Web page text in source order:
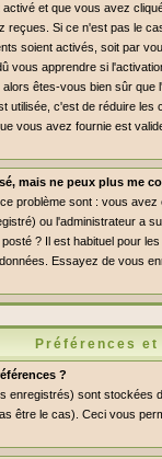
et que vous avez
reçues. Si ce n'est pas le
soient activés, soit par
vous apprendre si
êtes-vous bien sûr
utilisée, c'est de réduire
vous avez fournie est
mais ne peux plus me
problème sont : vous
ou l'administrateur a
? Il est habituel pour
Essayez de vous
Préférences
?
enregistrés) sont stockées
être le cas). Ceci vous